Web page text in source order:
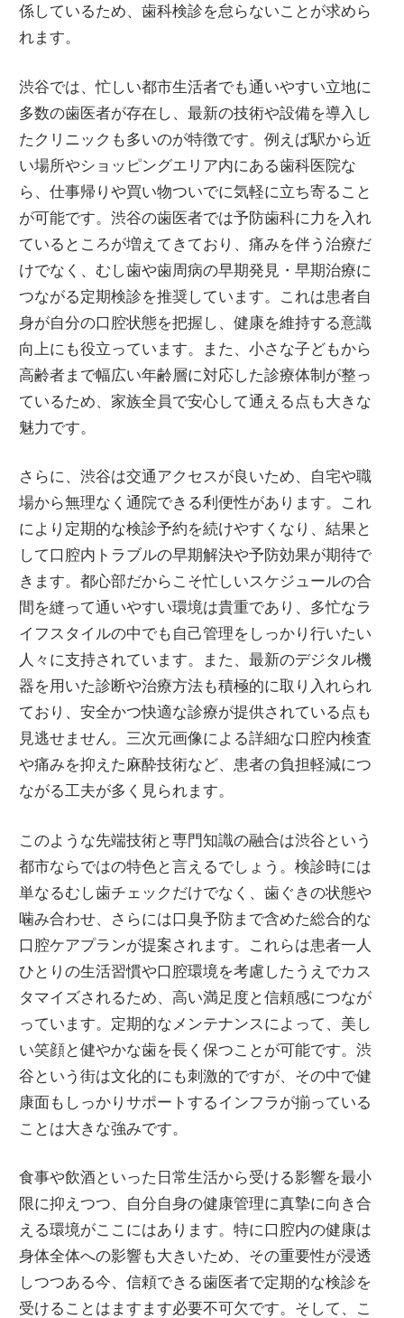
係しているため、歯科検診を怠らないことが求めら
れます。
渋谷では、忙しい都市生活者でも通いやすい立地に
多数の歯医者が存在し、最新の技術や設備を導入し
たクリニックも多いのが特徴です。例えば駅から近
い場所やショッピングエリア内にある歯科医院な
ら、仕事帰りや買い物ついでに気軽に立ち寄ること
が可能です。渋谷の歯医者では予防歯科に力を入れ
ているところが増えてきており、痛みを伴う治療だ
けでなく、むし歯や歯周病の早期発見・早期治療に
つながる定期検診を推奨しています。これは患者自
身が自分の口腔状態を把握し、健康を維持する意識
向上にも役立っています。また、小さな子どもから
高齢者まで幅広い年齢層に対応した診療体制が整っ
ているため、家族全員で安心して通える点も大きな
魅力です。
さらに、渋谷は交通アクセスが良いため、自宅や職
場から無理なく通院できる利便性があります。これ
により定期的な検診予約を続けやすくなり、結果と
して口腔内トラブルの早期解決や予防効果が期待で
きます。都心部だからこそ忙しいスケジュールの合
間を縫って通いやすい環境は貴重であり、多忙なラ
イフスタイルの中でも自己管理をしっかり行いたい
人々に支持されています。また、最新のデジタル機
器を用いた診断や治療方法も積極的に取り入れられ
ており、安全かつ快適な診療が提供されている点も
見逃せません。三次元画像による詳細な口腔内検査
や痛みを抑えた麻酔技術など、患者の負担軽減につ
ながる工夫が多く見られます。
このような先端技術と専門知識の融合は渋谷という
都市ならではの特色と言えるでしょう。検診時には
単なるむし歯チェックだけでなく、歯ぐきの状態や
噛み合わせ、さらには口臭予防まで含めた総合的な
口腔ケアプランが提案されます。これらは患者一人
ひとりの生活習慣や口腔環境を考慮したうえでカス
タマイズされるため、高い満足度と信頼感につなが
っています。定期的なメンテナンスによって、美し
い笑顔と健やかな歯を長く保つことが可能です。渋
谷という街は文化的にも刺激的ですが、その中で健
康面もしっかりサポートするインフラが揃っている
ことは大きな強みです。
食事や飲酒といった日常生活から受ける影響を最小
限に抑えつつ、自分自身の健康管理に真摯に向き合
える環境がここにはあります。特に口腔内の健康は
身体全体への影響も大きいため、その重要性が浸透
しつつある今、信頼できる歯医者で定期的な検診を
受けることはますます必要不可欠です。そして、こ